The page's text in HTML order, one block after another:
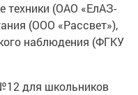
техники (ОАО «ЕлАЗ-
(ООО «Рассвет»),
наблюдения (ФГКУ
для школьников